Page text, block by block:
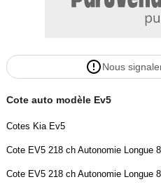
- Port USB
- Radio DAB
- Réglage électrique des sièges
- Régulateur de vitesse adaptatif
- Rétroviseur intérieur anti-
- Rétroviseurs extérieurs
Nous
Cote auto modèle Ev5
Cotes Kia Ev5
Cote EV5 218 ch Autonomie Longue
Cote EV5 218 ch Autonomie Longue